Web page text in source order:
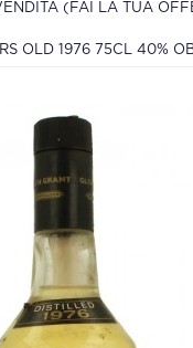
(FAI LA TUA
OLD 1976 75CL 40%